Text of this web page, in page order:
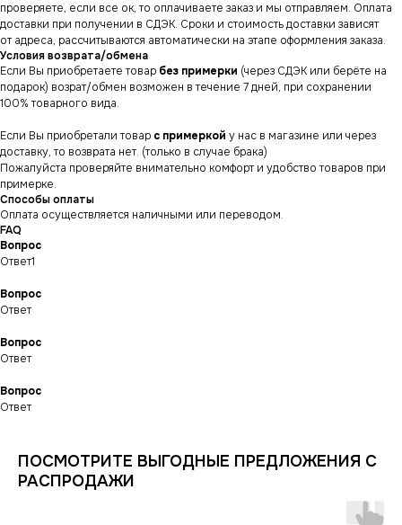
проверяете, если все ок, то оплачиваете заказ и мы отправляем. Оплата
доставки при получении в СДЭК. Сроки и стоимость доставки зависят
от адреса, рассчитываются автоматически на этапе оформления заказа.
Условия возврата/обмена
Если Вы приобретаете товар без примерки (через СДЭК или берёте на
подарок) возрат/обмен возможен в течение 7 дней, при сохранении
100% товарного вида.
Если Вы приобретали товар с примеркой у нас в магазине или через
доставку, то возврата нет. (только в случае брака)
Пожалуйста проверяйте внимательно комфорт и удобство товаров при
примерке.
Способы оплаты
Оплата осуществляется наличными или переводом.
FAQ
Вопрос
Ответ1
Вопрос
Ответ
Вопрос
Ответ
Вопрос
Ответ
ПОСМОТРИТЕ ВЫГОДНЫЕ ПРЕДЛОЖЕНИЯ С
РАСПРОДАЖИ
СНИКЕРСДИЛЕР
ИНФОРМАЦИЯ
КЛИЕНТАМ
Оплата и доставка
КАТАЛОГ
Распродажа